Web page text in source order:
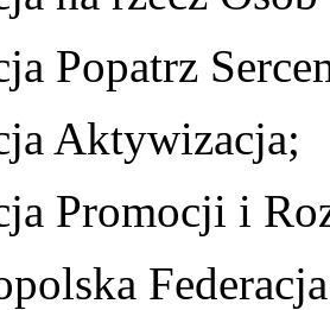
Popatrz
Aktywizacja;
Promocji i